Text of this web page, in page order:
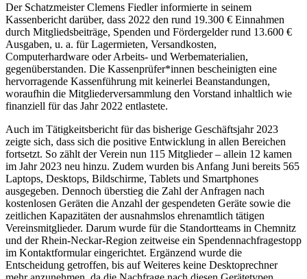
Der Schatzmeister Clemens Fiedler informierte in seinem
Kassenbericht darüber, dass 2022 den rund 19.300 € Einnahmen
durch Mitgliedsbeiträge, Spenden und Fördergelder rund 13.600 €
Ausgaben, u. a. für Lagermieten, Versandkosten,
Computerhardware oder Arbeits- und Werbematerialien,
gegenüberstanden. Die Kassenprüfer*innen bescheinigten eine
hervorragende Kassenführung mit keinerlei Beanstandungen,
woraufhin die Mitgliederversammlung den Vorstand inhaltlich wie
finanziell für das Jahr 2022 entlastete.
Auch im Tätigkeitsbericht für das bisherige Geschäftsjahr 2023
zeigte sich, dass sich die positive Entwicklung in allen Bereichen
fortsetzt. So zählt der Verein nun 115 Mitglieder – allein 12 kamen
im Jahr 2023 neu hinzu. Zudem wurden bis Anfang Juni bereits 565
Laptops, Desktops, Bildschirme, Tablets und Smartphones
ausgegeben. Dennoch überstieg die Zahl der Anfragen nach
kostenlosen Geräten die Anzahl der gespendeten Geräte sowie die
zeitlichen Kapazitäten der ausnahmslos ehrenamtlich tätigen
Vereinsmitglieder. Darum wurde für die Standortteams in Chemnitz
und der Rhein-Neckar-Region zeitweise ein Spendennachfragestopp
im Kontaktformular eingerichtet. Ergänzend wurde die
Entscheidung getroffen, bis auf Weiteres keine Desktoprechner